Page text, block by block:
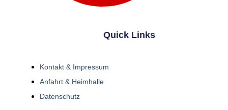
Quick Links
Kontakt & Impressum
Anfahrt & Heimhalle
Datenschutz